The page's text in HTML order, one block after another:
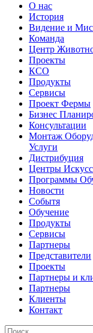
О нас
История
Видение и
Команда
Центр
Проекты
КCО
Продукты
Сервисы
Проект Фермы
Бизнес
Консультации
Монтаж
Услуги
Дистрибуция
Центры
Программы
Новости
Событя
Обучение
Продукты
Сервисы
Партнеры
Представители
Проекты
Партнеры и
Партнеры
Клиенты
Контакт